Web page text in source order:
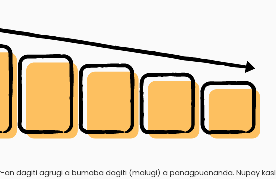
an dagiti agrugi a bumaba dagiti (malugi) a panagpuonanda. Nupay